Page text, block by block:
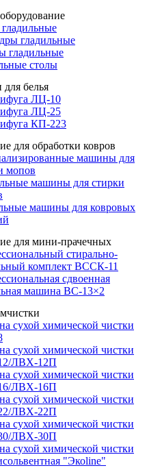
гладильные
гладильные
столы
белья
ЛЦ-10
ЛЦ-25
КП-223
для обработки ковров
машины для
мопов
машины для стирки
машины для ковровых
для мини-прачечных
стирально-
комплект ВССК-11
сдвоенная
машина ВС-13×2
сухой химической чистки
сухой химической чистки
ЛВХ-12П
сухой химической чистки
ЛВХ-16П
сухой химической чистки
ЛВХ-22П
сухой химической чистки
ЛВХ-30П
сухой химической чистки
"Экоline"